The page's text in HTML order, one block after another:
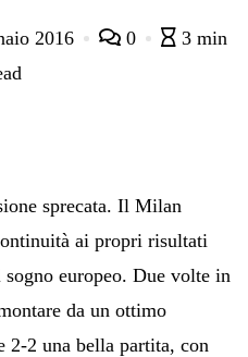
2016 0
3 min
sprecata. Il Milan
ai propri risultati
europeo. Due volte in
da un ottimo
2 una bella partita, con